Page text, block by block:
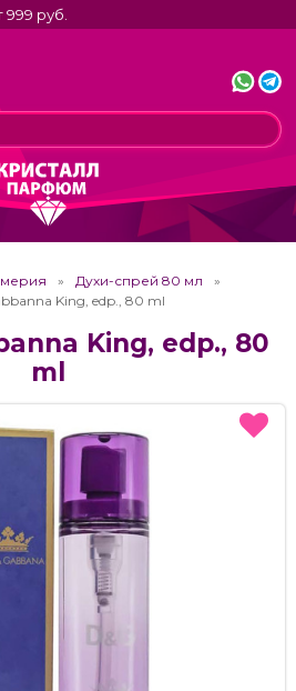
руб.
Духи-спрей 80 мл
King, edp., 80 ml
King, edp., 80
ml